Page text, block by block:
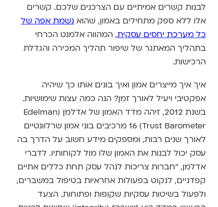
לבנות קשרים אמיתיים עם הצרכנים שלכם. קשרים
אלו ללא ספק מתחילים באמון, שהוא נשמת אפה של
כל מערכת יחסים עסקית, המהווה אלמנט הכרחי
בתהליך המאתגר של שיפור תהליך המכירה והגדלת
הרכישות.
איך איך מייצרים אמון ואיך בונים אותו כך שיהיה
אפקטיבי ויעיל לאורך זמן? הנה כמה עצות שימושיות.
בשנת 2012, זיהה מדד האמון של אדלמן (Edelman
Trust Barometer) 16 מרכיבים בוני אמון שרלוונטיים
לאורך שנים רבות, ומספקים מידע חשוב על הדרך בה
עסק יכול לבנות את האמון שלו מול לקוחותיו. לדברי
אדלמן, "חברות צריכות לנהל עסק תחת כללים אתיים
קפדניים, לנקוט בפעולות אחראיות בטיפול במשברים,
ולפעול בשיטות עסקיות שקופות ופתוחות. הצעד